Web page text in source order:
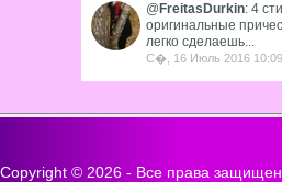
@ FreitasDurkin: 4
оригинальные
легко сделаешь...
С�, 16 Июль 2016 10:09
Copyright © 2026 - Все права